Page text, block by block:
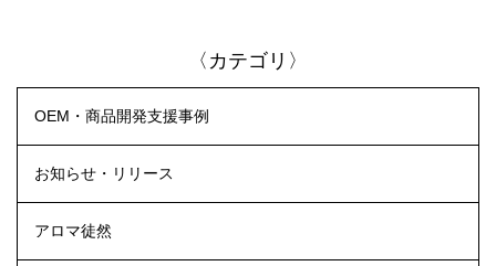
〈カテゴリ〉
OEM・商品開発支援事例
お知らせ・リリース
アロマ徒然